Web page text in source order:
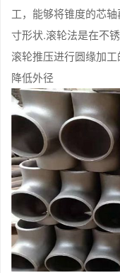
工，能够将锥度的芯
寸形状.滚轮法是在不
滚轮推压进行圆缘加
降低外径